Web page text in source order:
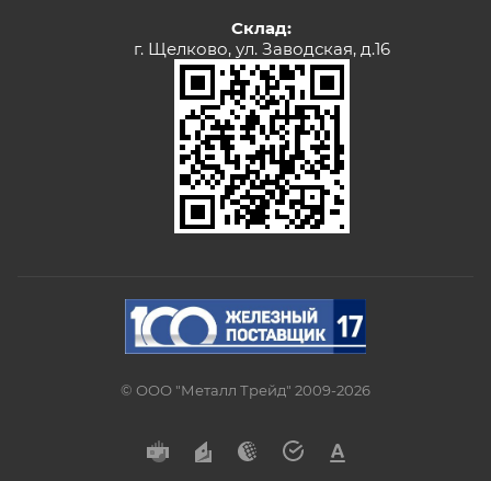
Склад:
г. Щелково, ул. Заводская, д.16
© ООО "Металл Трейд" 2009-2026